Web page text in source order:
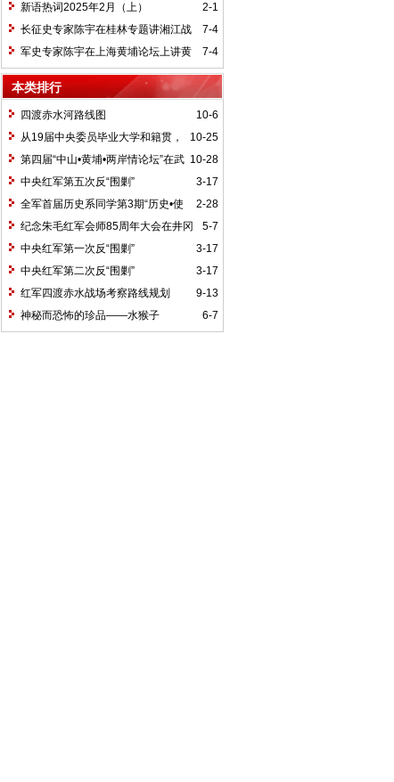
2-1
新语热词2025年2月（上）
7-4
长征史专家陈宇在桂林专题讲湘江战
役精神
7-4
军史专家陈宇在上海黄埔论坛上讲黄
埔精神与国家统一大业
本类排行
10-6
四渡赤水河路线图
10-25
从19届中央委员毕业大学和籍贯，
看当代中国文化区域积淀
10-28
第四届“中山•黄埔•两岸情论坛”在武
汉举行
3-17
中央红军第五次反“围剿”
2-28
全军首届历史系同学第3期“历史•使
命”论坛纪要
5-7
纪念朱毛红军会师85周年大会在井冈
山召开
3-17
中央红军第一次反“围剿”
3-17
中央红军第二次反“围剿”
9-13
红军四渡赤水战场考察路线规划
6-7
神秘而恐怖的珍品——水猴子